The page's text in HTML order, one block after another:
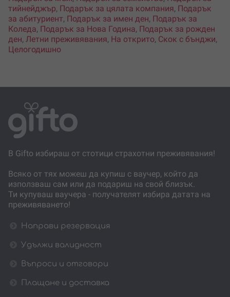
тийнейджър, Подарък за цялата компания, Подарък
за абитуриент, Подарък за имен ден, Подарък за
Коледа, Подарък за Нова Година, Подарък за рожден
ден, Летни преживявания, На открито, Скок с бънджи,
Целогодишно
В Gifto избираш от стотици страхотни преживявания!
Всяко от тях можеш да купиш с ваучер, който да
използваш сам или да подариш на свой близък.
Ти купуваш ваучера - получателят избира датата на
преживяването!
Направи резервация
Удължи валидност
Въпроси и отговори
Плащане и доставка